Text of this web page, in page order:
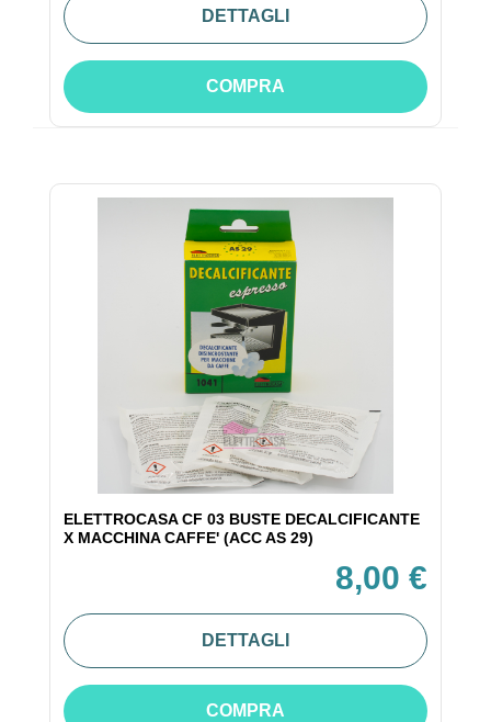
DETTAGLI
COMPRA
ELETTROCASA CF 03 BUSTE DECALCIFICANTE
X MACCHINA CAFFE' (ACC AS 29)
8,00 €
DETTAGLI
COMPRA